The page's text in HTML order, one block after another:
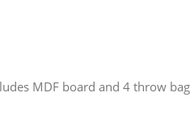
MDF board and 4 throw